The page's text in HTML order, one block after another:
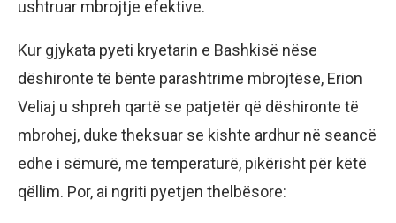
ushtruar mbrojtje efektive.
Kur gjykata pyeti kryetarin e Bashkisë nëse
dëshironte të bënte parashtrime mbrojtëse, Erion
Veliaj u shpreh qartë se patjetër që dëshironte të
mbrohej, duke theksuar se kishte ardhur në seancë
edhe i sëmurë, me temperaturë, pikërisht për këtë
qëllim. Por, ai ngriti pyetjen thelbësore: